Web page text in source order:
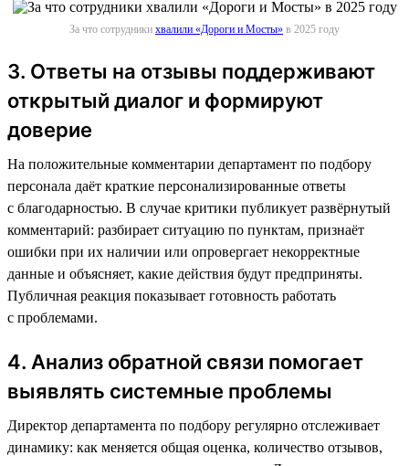
За что сотрудники хвалили «Дороги и Мосты» в 2025 году
3. Ответы на отзывы поддерживают
открытый диалог и формируют
доверие
На положительные комментарии департамент по подбору
персонала даёт краткие персонализированные ответы
с благодарностью. В случае критики публикует развёрнутый
комментарий: разбирает ситуацию по пунктам, признаёт
ошибки при их наличии или опровергает некорректные
данные и объясняет, какие действия будут предприняты.
Публичная реакция показывает готовность работать
с проблемами.
4. Анализ обратной связи помогает
выявлять системные проблемы
Директор департамента по подбору регулярно отслеживает
динамику: как меняется общая оценка, количество отзывов,